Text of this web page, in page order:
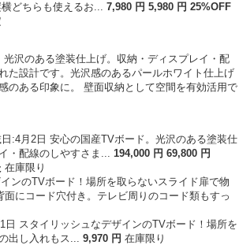
どちらも使えるお... 7,980 円 5,980 円 25%OFF
:4月2日 安心の国産TVボード。光沢のある塗装仕
・配線のしやすさま... 194,000 円 69,800 円
在庫限り
日 スタイリッシュなデザインのTVボード！場所を
出し入れもス... 9,970 円 在庫限り